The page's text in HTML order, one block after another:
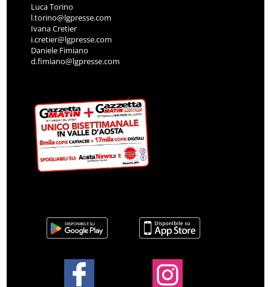
Luca Torino
l.torino@lgpresse.com
Ivana Cretier
i.cretier@lgpresse.com
Daniele Fimiano
d.fimiano@lgpresse.com